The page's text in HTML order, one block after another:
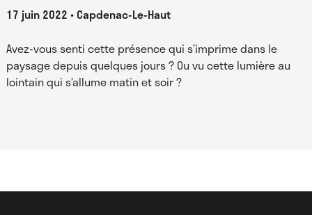
17 juin 2022 Capdenac-Le-Haut
Avez-vous senti cette présence qui s’imprime dans le
paysage depuis quelques jours ? Ou vu cette lumière au
lointain qui s’allume matin et soir ?